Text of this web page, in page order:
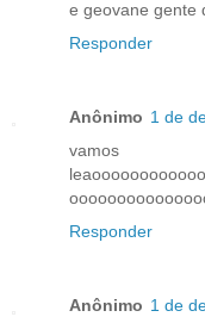
e geovane gente
Responder
Anônimo 1 de
vamos
Responder
Anônimo 1 de